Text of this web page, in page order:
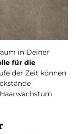
in Deiner
für die
der Zeit können